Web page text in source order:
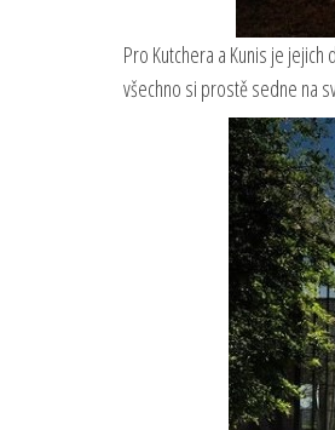
Pro Kutchera a Kunis je
všechno si prostě sedne na